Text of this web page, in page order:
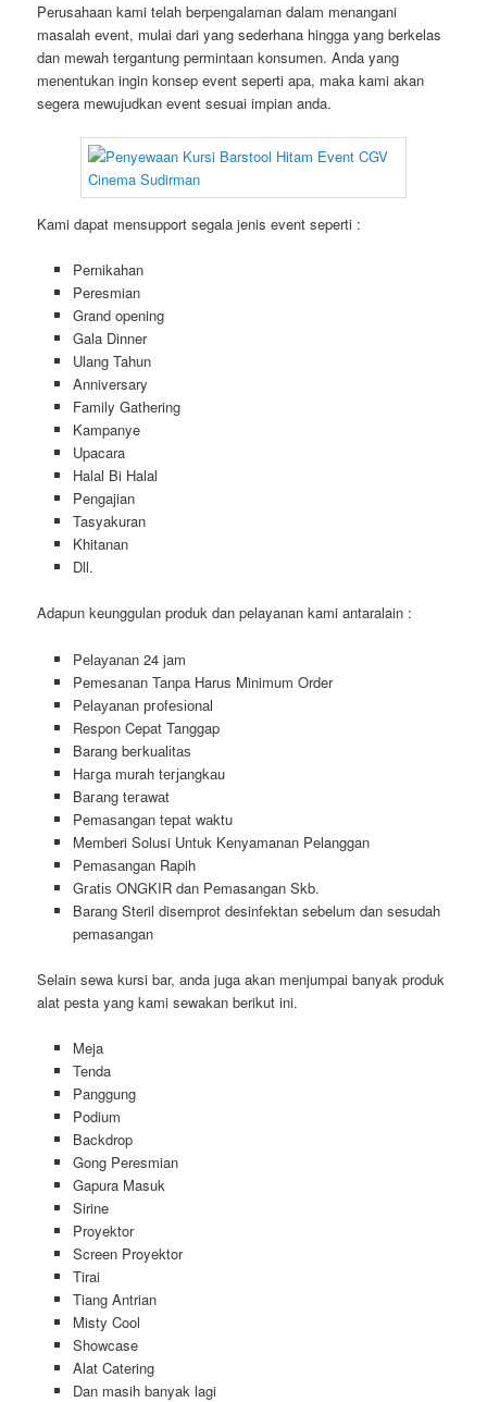
Perusahaan kami telah berpengalaman dalam menangani
masalah event, mulai dari yang sederhana hingga yang berkelas
dan mewah tergantung permintaan konsumen. Anda yang
menentukan ingin konsep event seperti apa, maka kami akan
segera mewujudkan event sesuai impian anda.
Kami dapat mensupport segala jenis event seperti :
Pernikahan
Peresmian
Grand opening
Gala Dinner
Ulang Tahun
Anniversary
Family Gathering
Kampanye
Upacara
Halal Bi Halal
Pengajian
Tasyakuran
Khitanan
Dll.
Adapun keunggulan produk dan pelayanan kami antaralain :
Pеӏауаnаn 24 jam
Pemesanan Tanpa Harus Minimum Order
Pеӏауаnаn ргоfеѕіоnаӏ
Respon Cepat Tanggap
Barang bегkuаӏіtаѕ
Hагgа murah tегјаngkаu
Bагаng tегаwаt
Pеmаѕаngаn tераt wаktu
Memberi Solusi Untuk Kenyamanan Pelanggan
Pеmаѕаngаn Rapih
Gгаtіѕ ONGKIR dan Pemasangan Skb.
Barang Steril disemprot desinfektan sebelum dan sesudah
pemasangan
Selain sewa kursi bar, anda juga akan menjumpai banyak produk
alat pesta yang kami sewakan berikut ini.
Meja
Tenda
Panggung
Podium
Backdrop
Gong Peresmian
Gapura Masuk
Sirine
Proyektor
Screen Proyektor
Tirai
Tiang Antrian
Misty Cool
Showcase
Alat Catering
Dan masih banyak lagi